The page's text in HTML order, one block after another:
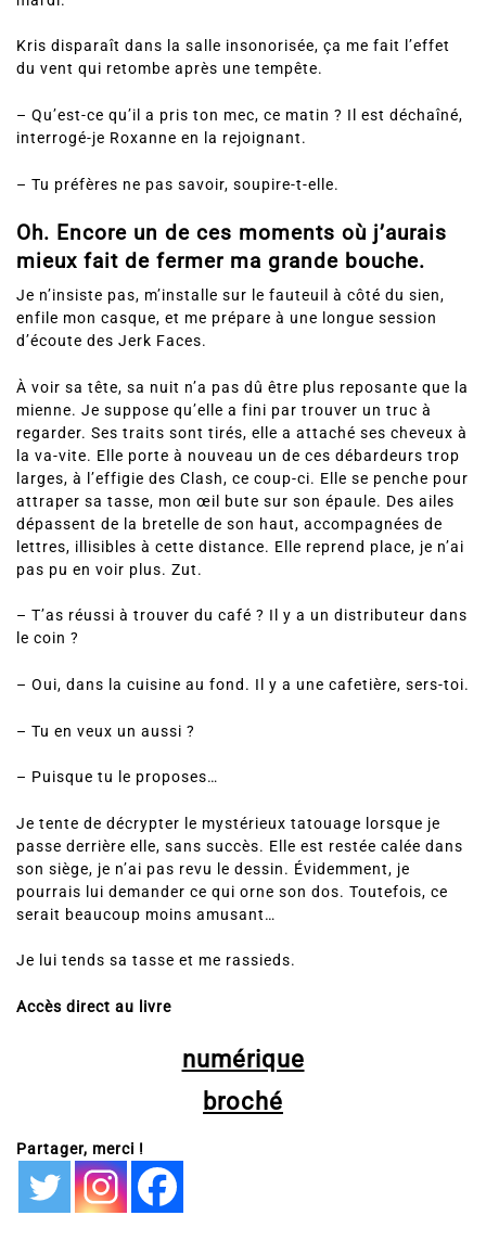
Kris disparaît dans la salle insonorisée, ça me fait l’effet
du vent qui retombe après une tempête.
– Qu’est-ce qu’il a pris ton mec, ce matin ? Il est déchaîné,
interrogé-je Roxanne en la rejoignant.
– Tu préfères ne pas savoir, soupire-t-elle.
Oh. Encore un de ces moments où j’aurais
mieux fait de fermer ma grande bouche.
Je n’insiste pas, m’installe sur le fauteuil à côté du sien,
enfile mon casque, et me prépare à une longue session
d’écoute des Jerk Faces.
À voir sa tête, sa nuit n’a pas dû être plus reposante que la
mienne. Je suppose qu’elle a fini par trouver un truc à
regarder. Ses traits sont tirés, elle a attaché ses cheveux à
la va-vite. Elle porte à nouveau un de ces débardeurs trop
larges, à l’effigie des Clash, ce coup-ci. Elle se penche pour
attraper sa tasse, mon œil bute sur son épaule. Des ailes
dépassent de la bretelle de son haut, accompagnées de
lettres, illisibles à cette distance. Elle reprend place, je n’ai
pas pu en voir plus. Zut.
– T’as réussi à trouver du café ? Il y a un distributeur dans
le coin ?
– Oui, dans la cuisine au fond. Il y a une cafetière, sers-toi.
– Tu en veux un aussi ?
– Puisque tu le proposes…
Je tente de décrypter le mystérieux tatouage lorsque je
passe derrière elle, sans succès. Elle est restée calée dans
son siège, je n’ai pas revu le dessin. Évidemment, je
pourrais lui demander ce qui orne son dos. Toutefois, ce
serait beaucoup moins amusant…
Je lui tends sa tasse et me rassieds.
Accès direct au livre
numérique
broché
Partager, merci !